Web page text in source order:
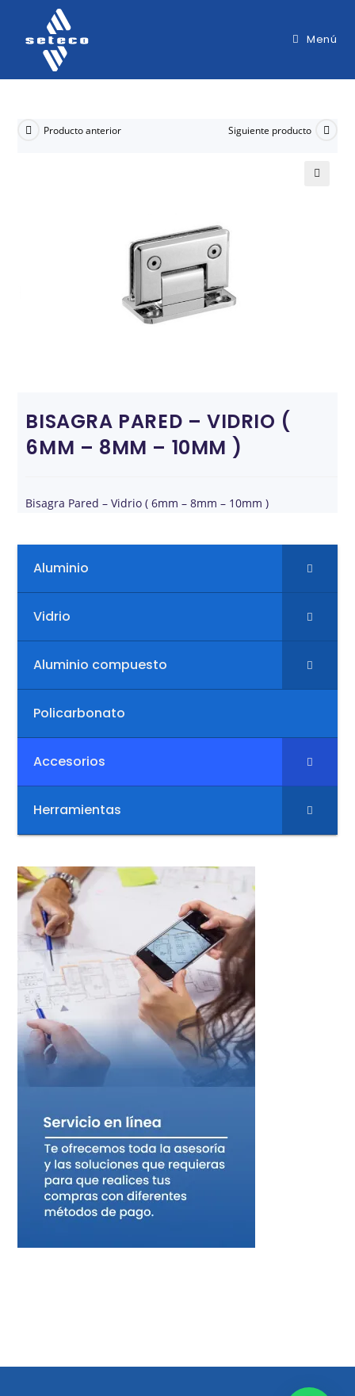
Menú
Producto anterior Siguiente producto
BISAGRA PARED – VIDRIO (
6MM – 8MM – 10MM )
Bisagra Pared – Vidrio ( 6mm – 8mm – 10mm )
Aluminio
Vidrio
Aluminio compuesto
Policarbonato
Accesorios
Herramientas